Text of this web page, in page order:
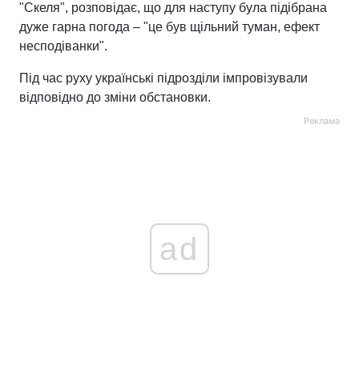
"Скеля", розповідає, що для наступу була підібрана
дуже гарна погода – "це був щільний туман, ефект
несподіванки".
Під час руху українські підрозділи імпровізували
відповідно до зміни обстановки.
Реклама
ad